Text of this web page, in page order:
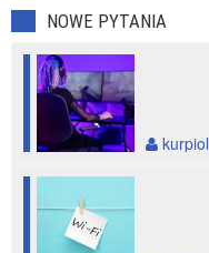
NOWE PYTANIA
kurpiol